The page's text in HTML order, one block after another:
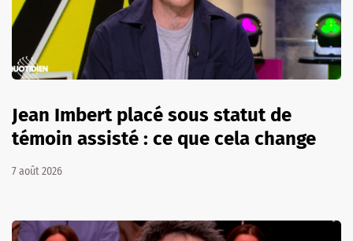
Jean Imbert placé sous statut de
témoin assisté : ce que cela change
7 août 2026